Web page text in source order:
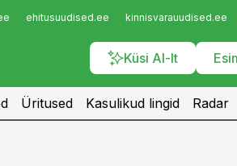
ehitusuudised.ee kinnisvarauudised.ee
Küsi AI-lt
Üritused Kasulikud lingid Radar